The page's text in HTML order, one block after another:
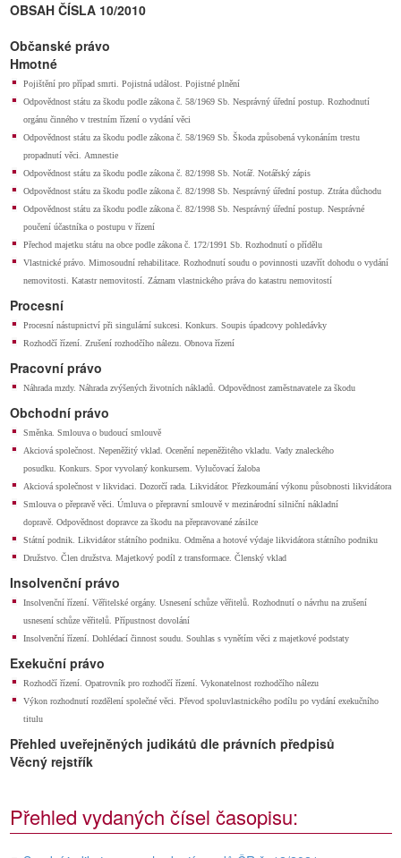
OBSAH ČÍSLA 10/2010
Občanské právo
Hmotné
Pojištění pro případ smrti. Pojistná událost. Pojistné plnění
Odpovědnost státu za škodu podle zákona č. 58/1969 Sb. Nesprávný úřední postup. Rozhodnutí
orgánu činného v trestním řízení o vydání věci
Odpovědnost státu za škodu podle zákona č. 58/1969 Sb. Škoda způsobená vykonáním trestu
propadnutí věci. Amnestie
Odpovědnost státu za škodu podle zákona č. 82/1998 Sb. Notář. Notářský zápis
Odpovědnost státu za škodu podle zákona č. 82/1998 Sb. Nesprávný úřední postup. Ztráta důchodu
Odpovědnost státu za škodu podle zákona č. 82/1998 Sb. Nesprávný úřední postup. Nesprávné
poučení účastníka o postupu v řízení
Přechod majetku státu na obce podle zákona č. 172/1991 Sb. Rozhodnutí o přídělu
Vlastnické právo. Mimosoudní rehabilitace. Rozhodnutí soudu o povinnosti uzavřít dohodu o vydání
nemovitosti. Katastr nemovitostí. Záznam vlastnického práva do katastru nemovitostí
Procesní
Procesní nástupnictví při singulární sukcesi. Konkurs. Soupis úpadcovy pohledávky
Rozhodčí řízení. Zrušení rozhodčího nálezu. Obnova řízení
Pracovní právo
Náhrada mzdy. Náhrada zvýšených životních nákladů. Odpovědnost zaměstnavatele za škodu
Obchodní právo
Směnka. Smlouva o budoucí smlouvě
Akciová společnost. Nepeněžitý vklad. Ocenění nepeněžitého vkladu. Vady znaleckého
posudku. Konkurs. Spor vyvolaný konkursem. Vylučovací žaloba
Akciová společnost v likvidaci. Dozorčí rada. Likvidátor. Přezkoumání výkonu působnosti likvidátora
Smlouva o přepravě věci. Úmluva o přepravní smlouvě v mezinárodní silniční nákladní
dopravě. Odpovědnost dopravce za škodu na přepravované zásilce
Státní podnik. Likvidátor státního podniku. Odměna a hotové výdaje likvidátora státního podniku
Družstvo. Člen družstva. Majetkový podíl z transformace. Členský vklad
Insolvenční právo
Insolvenční řízení. Věřitelské orgány. Usnesení schůze věřitelů. Rozhodnutí o návrhu na zrušení
usnesení schůze věřitelů. Přípustnost dovolání
Insolvenční řízení. Dohlédací činnost soudu. Souhlas s vynětím věci z majetkové podstaty
Exekuční právo
Rozhodčí řízení. Opatrovník pro rozhodčí řízení. Vykonatelnost rozhodčího nálezu
Výkon rozhodnutí rozdělení společné věci. Převod spoluvlastnického podílu po vydání exekučního
titulu
Přehled uveřejněných judikátů dle právních předpisů
Věcný rejstřík
Přehled vydaných čísel časopisu: